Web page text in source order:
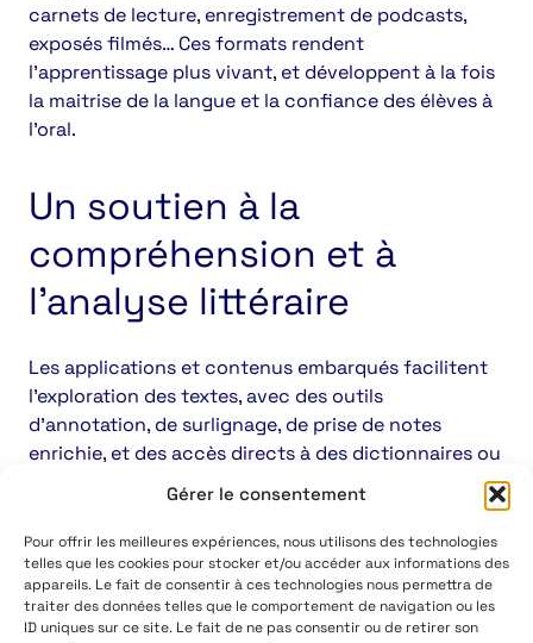
Gérer le consentement
Pour offrir les meilleures expériences, nous utilisons des technologies
telles que les cookies pour stocker et/ou accéder aux informations des
appareils. Le fait de consentir à ces technologies nous permettra de
traiter des données telles que le comportement de navigation ou les
ID uniques sur ce site. Le fait de ne pas consentir ou de retirer son
carnets de lecture, enregistrement de podcasts,
exposés filmés… Ces formats rendent
l’apprentissage plus vivant, et développent à la fois
la maitrise de la langue et la confiance des élèves à
l’oral.
Un soutien à la
compréhension et à
l’analyse littéraire
Les applications et contenus embarqués facilitent
l’exploration des textes, avec des outils
d’annotation, de surlignage, de prise de notes
enrichie, et des accès directs à des dictionnaires ou
à des ressources complémentaires. Cela aide les
élèves à développer une lecture active, plus
structurée et personnelle.
Un levier pour valoriser le